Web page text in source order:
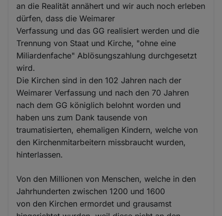
an die Realität annähert und wir auch noch erleben
dürfen, dass die Weimarer
Verfassung und das GG realisiert werden und die
Trennung von Staat und Kirche, "ohne eine
Miliardenfache" Ablösungszahlung durchgesetzt
wird.
Die Kirchen sind in den 102 Jahren nach der
Weimarer Verfassung und nach den 70 Jahren
nach dem GG königlich belohnt worden und
haben uns zum Dank tausende von
traumatisierten, ehemaligen Kindern, welche von
den Kirchenmitarbeitern missbraucht wurden,
hinterlassen.
Von den Millionen von Menschen, welche in den
Jahrhunderten zwischen 1200 und 1600
von den Kirchen ermordet und grausamst